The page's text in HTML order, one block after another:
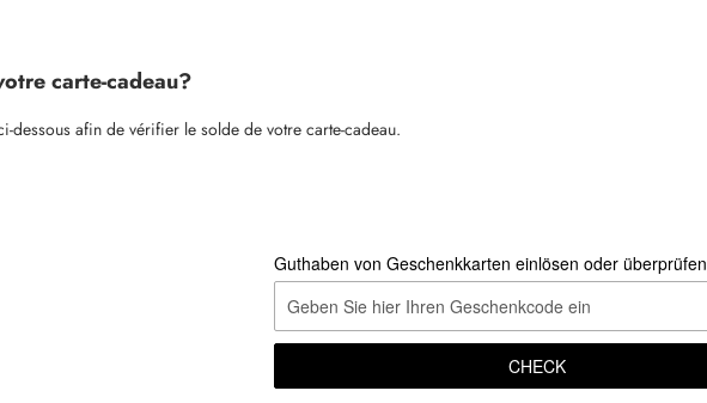
carte-cadeau?
dessous afin de vérifier le solde de votre carte-cadeau.
Guthaben von Geschenkkarten einlösen oder überprüfen
CHECK